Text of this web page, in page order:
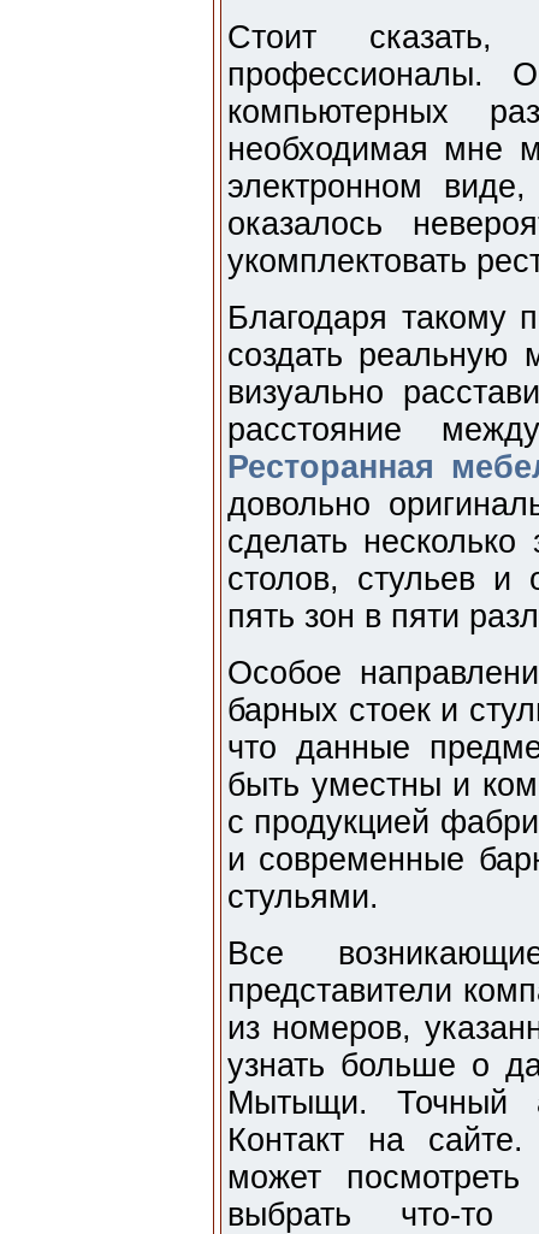
Стоит
профессионалы.
компьютерных
необходимая мне
электронном
оказалось
укомплектовать
Благодаря такому
создать реальную
визуально
расстояние
Ресторанная
довольно
сделать
столов, стульев
пять зон в пяти
Особое
барных стоек и
что данные
быть уместны и
с продукцией
и современные
стульями.
Все
представители
из номеров,
узнать больше о
Мытыщи. Точный
Контакт на
может
выбрать что-